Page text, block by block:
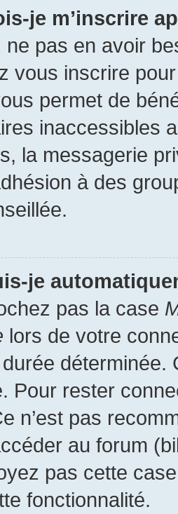
je m’inscrire
pas en avoir
vous inscrire
permet de
inaccessibles
la messagerie
à des
je
pas la case
lors de votre
déterminée.
Pour rester
n’est pas
au forum
pas cette
fonctionnalité.